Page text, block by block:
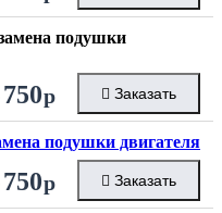
подушки
750р Заказать
подушки двигателя
750р Заказать